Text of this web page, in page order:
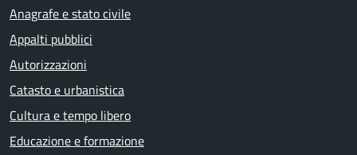
Anagrafe e stato civile
Appalti pubblici
Autorizzazioni
Catasto e urbanistica
Cultura e tempo libero
Educazione e formazione